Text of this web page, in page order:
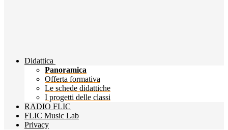
Didattica
Panoramica
Offerta formativa
Le schede didattiche
I progetti delle classi
RADIO FLIC
FLIC Music Lab
Privacy